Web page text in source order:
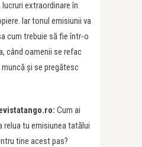
extraordinare în
Iar tonul emisiunii va
cum trebuie să fie într-o
când oamenii se refac
şi se pregătesc
Cum ai
relua tu emisiunea tatălui
tine acest pas?